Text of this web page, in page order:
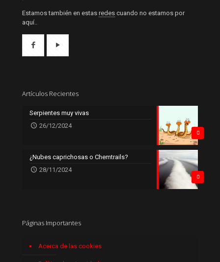
Estamos también en estas redes cuando no estamos por
aquí..
Artículos Recientes
0
Serpientes muy vivas
26/12/2024
0
¿Nubes caprichosas o Chemtrails?
28/11/2024
Páginas Importantes
Acerca de las cookies